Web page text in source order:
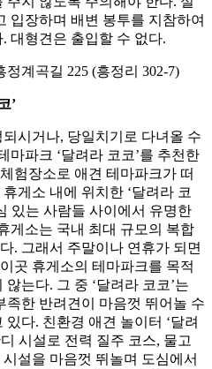
입장하며 배변 봉투를 지참하여
대형견은 출입할 수 없다.
계곡길 225 (흥정리 302-7)
’
시거나, 당일치기로 다녀올 수
마파크 ‘달려라 코코’를 추천한
험장소로 애견 테마파크가 떠
게소 내에 위치한 ‘달려라 코
있는 사람들 사이에서 유명한
게소는 국내 최대 규모의 복합
. 그래서 주말이나 연휴가 되면
곳 휴게소의 테마파크를 목적
는다. 그 중 ‘달려라 코코’는
족한 반려견이 마음껏 뛰어놀 수
다. 친환경 애견 놀이터 ‘달려
시설로 전력 질주 코스, 물고
설을 마음껏 뛰놀며 도심에서